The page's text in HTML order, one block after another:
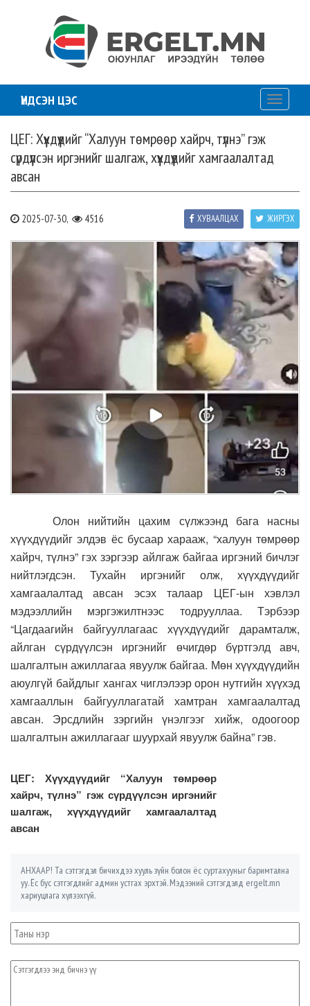
ҮНДСЭН ЦЭС
Toggle
ЦЕГ: Хүүхдүүдийг “Халуун төмрөөр хайрч, түлнэ” гэж
сүрдүүлсэн иргэнийг шалгаж, хүүхдүүдийг хамгаалалтад
авсан
2025-07-30, 4516 ЖИРГЭХ
ХУВААЛЦАХ
Олон нийтийн цахим сүлжээнд бага насны
хүүхдүүдийг элдэв ёс бусаар харааж, “халуун төмрөөр
хайрч, түлнэ” гэх зэргээр айлгаж байгаа иргэний бичлэг
нийтлэгдсэн. Тухайн иргэнийг олж, хүүхдүүдийг
хамгаалалтад авсан эсэх талаар ЦЕГ-ын хэвлэл
мэдээллийн мэргэжилтнээс тодрууллаа. Тэрбээр
“Цагдаагийн байгууллагаас хүүхдүүдийг дарамталж,
айлган сүрдүүлсэн иргэнийг өчигдөр бүртгэлд авч,
шалгалтын ажиллагаа явуулж байгаа. Мөн хүүхдүүдийн
аюулгүй байдлыг хангах чиглэлээр орон нутгийн хүүхэд
хамгааллын байгууллагатай хамтран хамгаалалтад
авсан. Эрсдлийн зэргийн үнэлгээг хийж, одоогоор
шалгалтын ажиллагааг шуурхай явуулж байна” гэв.
ЦЕГ: Хүүхдүүдийг “Халуун төмрөөр
хайрч, түлнэ” гэж сүрдүүлсэн иргэнийг
шалгаж, хүүхдүүдийг хамгаалалтад
авсан
АНХААР! Та сэтгэгдэл бичихдээ хууль зүйн болон ёс суртахууныг баримтална
уу. Ёс бус сэтгэгдлийг админ устгах эрхтэй. Мэдээний сэтгэгдэлд ergelt.mn
хариуцлага хүлээхгүй.